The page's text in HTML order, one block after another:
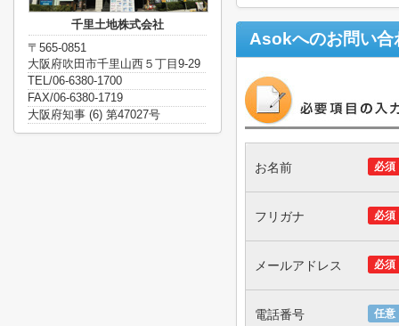
Asokへのお問い合
必須
お名前
必須
フリガナ
必須
メールアドレス
任意
電話番号
千里土地株式会社
〒565-0851
大阪府吹田市千里山西５丁目9-29
TEL/06-6380-1700
FAX/06-6380-1719
大阪府知事 (6) 第47027号